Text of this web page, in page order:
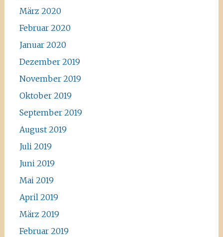
März 2020
Februar 2020
Januar 2020
Dezember 2019
November 2019
Oktober 2019
September 2019
August 2019
Juli 2019
Juni 2019
Mai 2019
April 2019
März 2019
Februar 2019